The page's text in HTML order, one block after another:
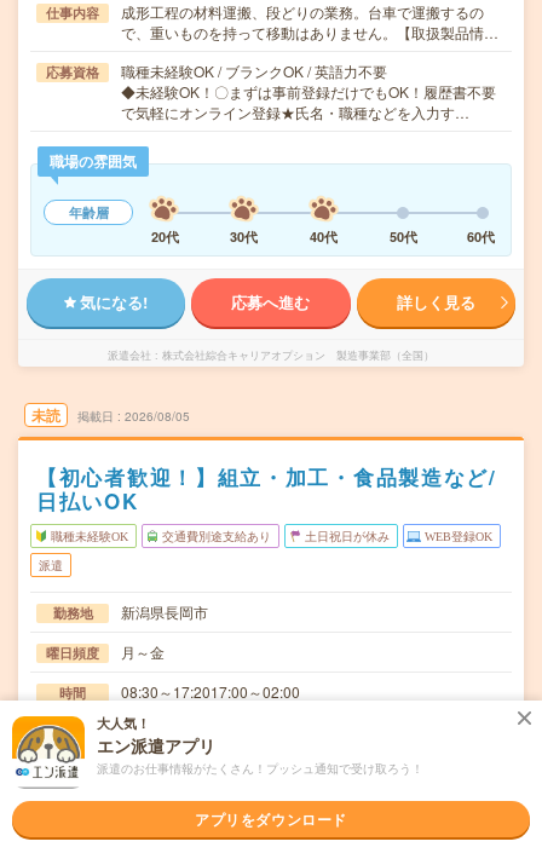
仕事内容
成形工程の材料運搬、段どりの業務。台車で運搬するの
で、重いものを持って移動はありません。【取扱製品情…
応募資格
職種未経験OK / ブランクOK / 英語力不要
◆未経験OK！〇まずは事前登録だけでもOK！履歴書不要
で気軽にオンライン登録★氏名・職種などを入力す…
職場の雰囲気
年齢層
20代
30代 40代 50代 60代
気になる! 応募へ進む 詳しく見る
派遣会社 株式会社綜合キャリアオプション 製造事業部（全国）
未読 掲載日 2026/08/05
【初心者歓迎！】組立・加工・食品製造など/
日払いOK
職種未経験OK 交通費別途支給あり 土日祝日が休み WEB登録OK
派遣
勤務地 新潟県長岡市
曜日頻度 月～金
時間 08:30～17:2017:00～02:00
期間 長期でお仕事できる方、大歓迎！
時給 時給1200円
交通費
交通費規定内支給
大人気！
エン派遣アプリ
派遣のお仕事情報がたくさん！プッシュ通知で受け取ろう！
アプリをダウンロード